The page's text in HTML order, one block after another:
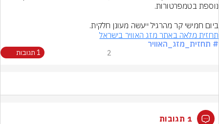
ביום חמישי קר מהרגיל ייעשה מעונן חלקית.
תחזית מלאה באתר מזג האוויר בישראל
# תחזית_מזג_האוויר
2 1 תגובות
1 תגובות